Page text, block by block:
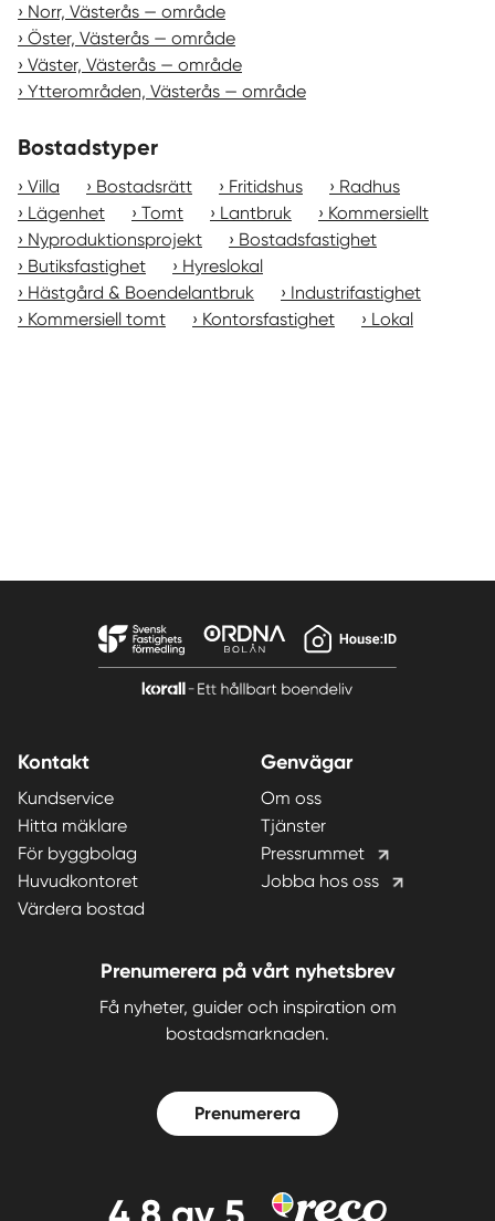
Norr, Västerås — område
Öster, Västerås — område
Väster, Västerås — område
Ytterområden, Västerås — område
Bostadstyper
Villa Bostadsrätt Fritidshus
Radhus
Lägenhet
Tomt Lantbruk
Kommersiellt
Nyproduktionsprojekt
Bostadsfastighet
Butiksfastighet
Hyreslokal
Hästgård & Boendelantbruk
Industrifastighet
Kommersiell tomt
Kontorsfastighet Lokal
Kontakt
Kundservice
Hitta mäklare
För byggbolag
Huvudkontoret
Värdera bostad
Genvägar
Om oss
Tjänster
Pressrummet
Jobba hos oss
Prenumerera på vårt nyhetsbrev
Få nyheter, guider och inspiration om
bostadsmarknaden.
Prenumerera